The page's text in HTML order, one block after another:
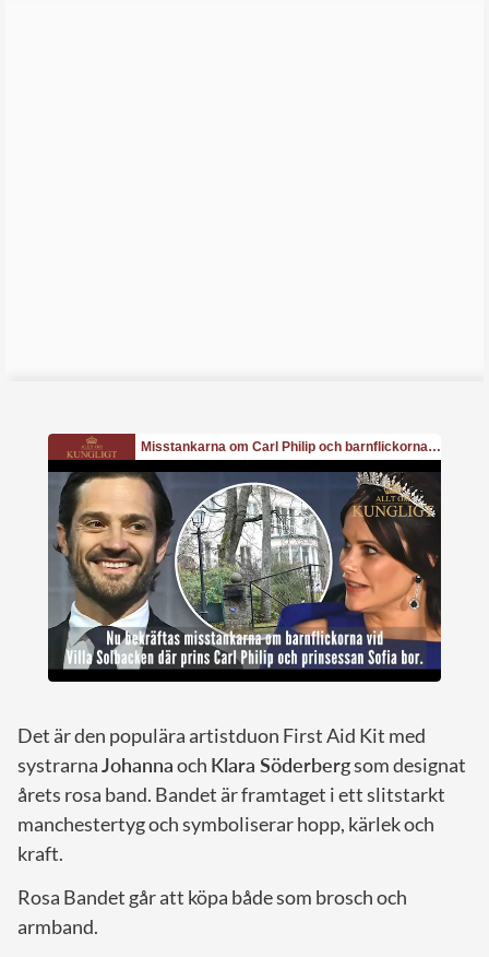
Det är den populära artistduon First Aid Kit med
systrarnaJohannaoch Klara Söderbergsom designat
årets rosa band. Bandet är framtaget i ett slitstarkt
manchestertyg och symboliserar hopp, kärlek och
kraft.
Rosa Bandet går att köpa både som brosch och
armband.